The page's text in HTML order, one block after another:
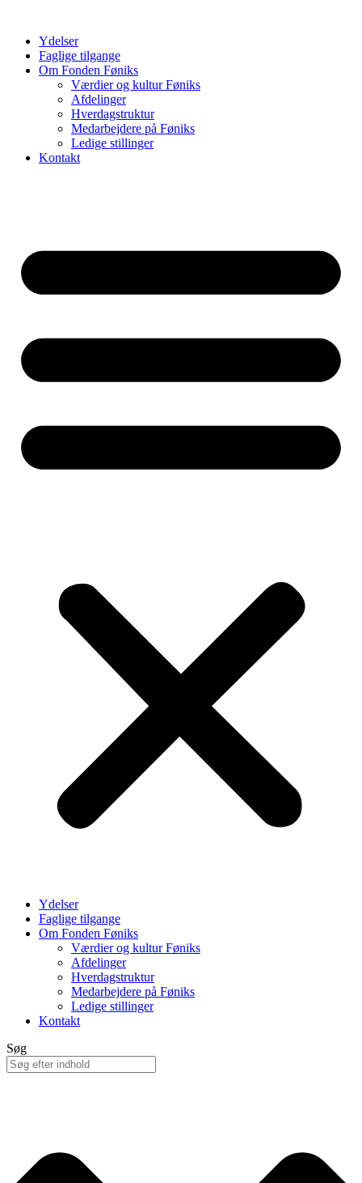
indholdYdelser
Faglige tilgange
Om Fonden Føniks
Værdier og kultur Føniks
Afdelinger
Hverdagstruktur
Medarbejdere på Føniks
Ledige stillinger
Kontakt
Ydelser
Faglige tilgange
Om Fonden Føniks
Værdier og kultur Føniks
Afdelinger
Hverdagstruktur
Medarbejdere på Føniks
Ledige stillinger
Kontakt
Søg